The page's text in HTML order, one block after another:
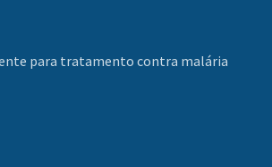
para tratamento contra malária